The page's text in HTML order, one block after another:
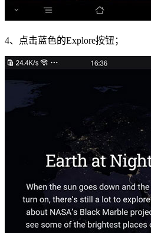
4、点击蓝色的Explore按钮；